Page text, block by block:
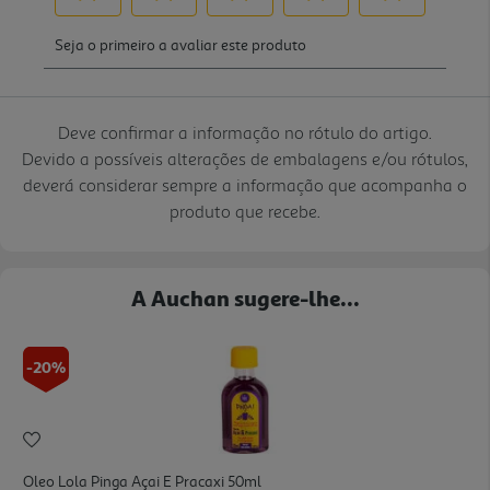
Deve confirmar a informação no rótulo do artigo.
Devido a possíveis alterações de embalagens e/ou rótulos,
deverá considerar sempre a informação que acompanha o
produto que recebe.
A Auchan sugere-lhe...
-20%
Oleo Lola Pinga Açai E Pracaxi 50ml